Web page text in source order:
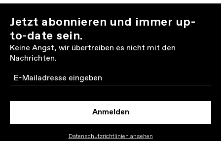
Jetzt abonnieren und immer up-
to-date sein.
Keine Angst, wir übertreiben es nicht mit den
Nachrichten.
Email
Anmelden
Datenschutzrichtlinien ansehen